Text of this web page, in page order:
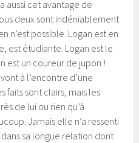
aussi cet avantage de
deux sont indéniablement
n’est possible. Logan est en
est étudiante. Logan est le
est un coureur de jupon !
à l’encontre d’une
faits sont clairs, mais les
de lui ou rien qu’à
Jamais elle n’a ressenti
sa longue relation dont